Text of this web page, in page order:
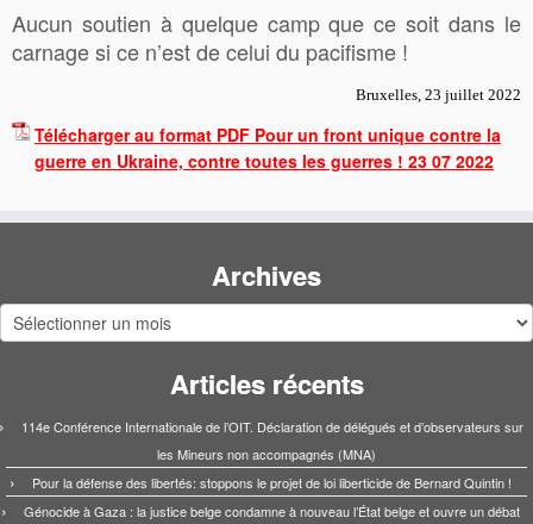
Aucun soutien à quelque camp que ce soit dans le
carnage si ce n’est de celui du pacifisme !
Bruxelles, 23 juillet 2022
Télécharger au format PDF Pour un front unique contre la
guerre en Ukraine, contre toutes les guerres ! 23 07 2022
Archives
Archives
Articles récents
114e Conférence Internationale de l’OIT. Déclaration de délégués et d’observateurs sur
les Mineurs non accompagnés (MNA)
Pour la défense des libertés: stoppons le projet de loi liberticide de Bernard Quintin !
Génocide à Gaza : la justice belge condamne à nouveau l’État belge et ouvre un débat